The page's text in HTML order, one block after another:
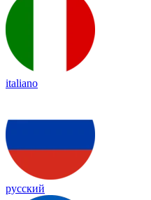
italiano
русский